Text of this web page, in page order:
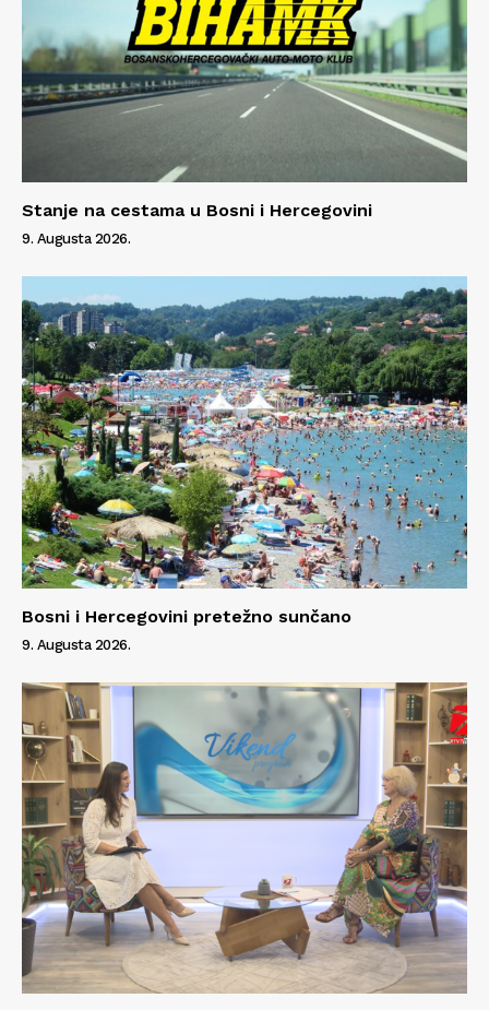
Stanje na cestama u Bosni i Hercegovini
9. Augusta 2026.
Bosni i Hercegovini pretežno sunčano
9. Augusta 2026.